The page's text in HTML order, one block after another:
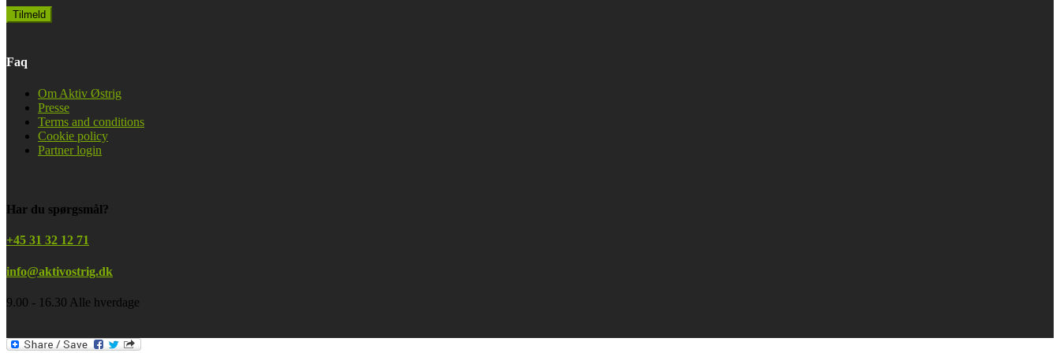
Faq
Om Aktiv Østrig
Presse
Terms and conditions
Cookie policy
Partner login
Har du spørgsmål?
+45 31 32 12 71
info@aktivostrig.dk
9.00 - 16.30 Alle hverdage